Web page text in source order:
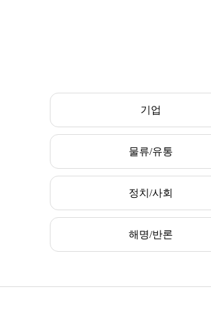
기업
물류/유통
정치/사회
해명/반론